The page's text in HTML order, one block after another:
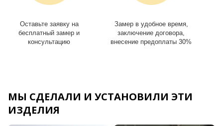
Оставьте заявку на
бесплатный замер и
консультацию
Замер в удобное время,
заключение договора,
внесение предоплаты 30%
МЫ СДЕЛАЛИ И УСТАНОВИЛИ ЭТИ
ИЗДЕЛИЯ